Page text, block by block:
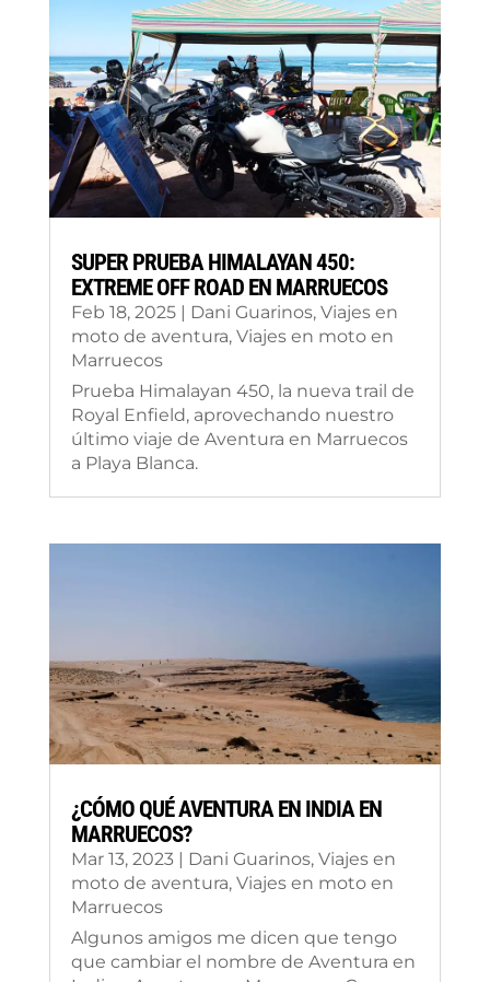
SUPER PRUEBA HIMALAYAN 450:
EXTREME OFF ROAD EN MARRUECOS
Feb 18, 2025| Dani Guarinos, Viajes en
moto de aventura, Viajes en moto en
Marruecos
Prueba Himalayan 450, la nueva trail de
Royal Enfield, aprovechando nuestro
último viaje de Aventura en Marruecos
a Playa Blanca.
¿CÓMO QUÉ AVENTURA EN INDIA EN
MARRUECOS?
Mar 13, 2023| Dani Guarinos, Viajes en
moto de aventura, Viajes en moto en
Marruecos
Algunos amigos me dicen que tengo
que cambiar el nombre de Aventura en